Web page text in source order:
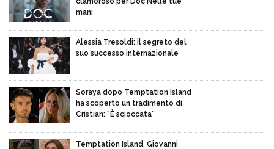
mani
Alessia Tresoldi: il segreto del
suo successo internazionale
Soraya dopo Temptation Island
ha scoperto un tradimento di
Cristian: “È scioccata”
Temptation Island, Giovanni